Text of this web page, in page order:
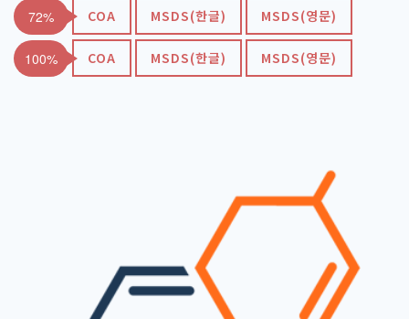
72% COA MSDS(한글) MSDS(영문)
100% COA MSDS(한글) MSDS(영문)